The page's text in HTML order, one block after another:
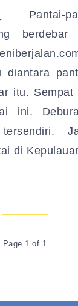
berdebar
diantara
itu. Sempat
ini.
di
Page 1 of 1